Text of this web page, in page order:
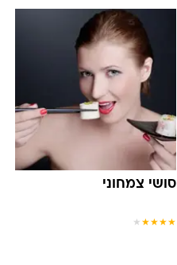
סושי צמחוני
★
★
★
★
★